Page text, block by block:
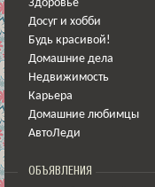
Здоровье
Досуг и хобби
Будь красивой!
Домашние дела
Недвижимость
Карьера
Домашние любимцы
АвтоЛеди
ОБЪЯВЛЕНИЯ